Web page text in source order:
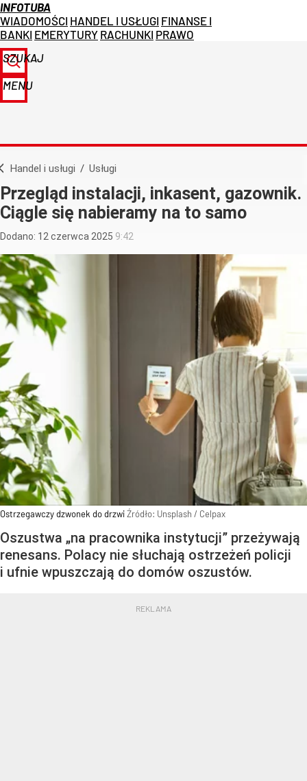
INFOTUBA
WIADOMOŚCI HANDEL I USŁUGI FINANSE I
BANKI EMERYTURY RACHUNKI PRAWO
SZUKAJ
MENU
Handel i usługi / Usługi
Przegląd instalacji, inkasent, gazownik.
Ciągle się nabieramy na to samo
Dodano: 12 czerwca 2025 9:42
Ostrzegawczy dzwonek do drzwiŹródło: Unsplash / Celpax
Oszustwa „na pracownika instytucji” przeżywają
renesans. Polacy nie słuchają ostrzeżeń policji
i ufnie wpuszczają do domów oszustów.